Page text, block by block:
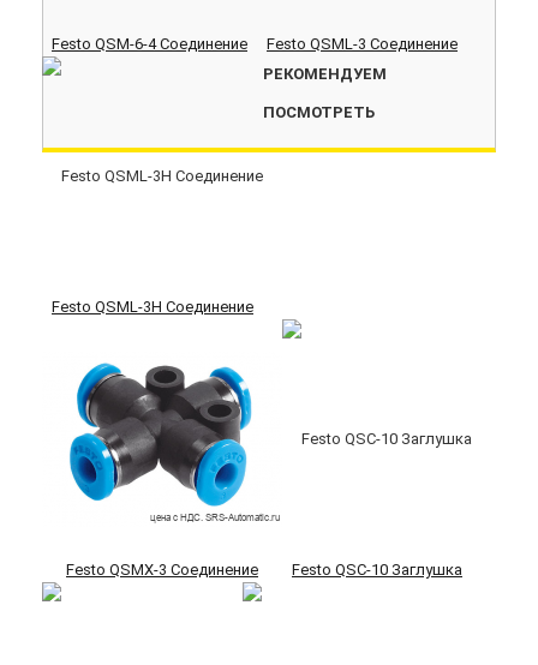
Festo QSM-6-4 Соединение Festo QSML-3 Соединение
Festo QSML-3H Соединение
Festo QSMX-3 Соединение Festo QSC-10 Заглушка
РЕКОМЕНДУЕМ
ПОСМОТРЕТЬ